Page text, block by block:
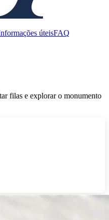
úteisFAQ
filas e explorar o monumento